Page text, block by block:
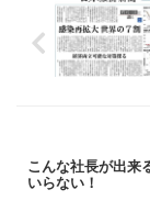
こんな社長が出来
いらない！